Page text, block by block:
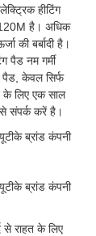
हीटिंग
है। अधिक
की बर्बादी है।
पैड नम गर्मी
पैड, केवल सिर्फ
के लिए एक साल
संपर्क करें है।
से राहत के लिए